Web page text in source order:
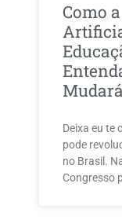
Como
Deixa eu te
pode
no Brasil.
Congresso